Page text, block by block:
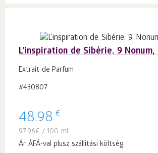
L’inspiration de Sibérie. 9
Extrait de Parfum
#430807
48.98 €
97.96€ / 100 ml
Ár ÁFÁ-val plusz szállítási költség